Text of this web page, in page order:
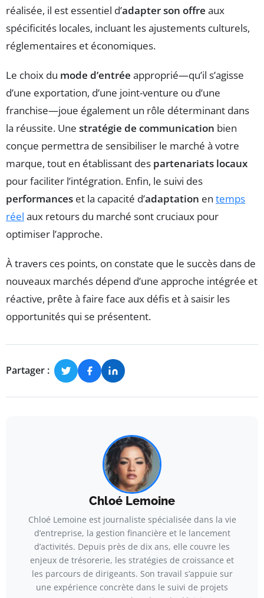
réalisée, il est essentiel d’adapter son offre aux
spécificités locales, incluant les ajustements culturels,
réglementaires et économiques.
Le choix du mode d’entrée approprié—qu’il s’agisse
d’une exportation, d’une joint-venture ou d’une
franchise—joue également un rôle déterminant dans
la réussite. Une stratégie de communication bien
conçue permettra de sensibiliser le marché à votre
marque, tout en établissant des partenariats locaux
pour faciliter l’intégration. Enfin, le suivi des
performances et la capacité d’adaptation en temps
réel aux retours du marché sont cruciaux pour
optimiser l’approche.
À travers ces points, on constate que le succès dans de
nouveaux marchés dépend d’une approche intégrée et
réactive, prête à faire face aux défis et à saisir les
opportunités qui se présentent.
Partager :
Chloé Lemoine
Chloé Lemoine est journaliste spécialisée dans la vie
d’entreprise, la gestion financière et le lancement
d’activités. Depuis près de dix ans, elle couvre les
enjeux de trésorerie, les stratégies de croissance et
les parcours de dirigeants. Son travail s’appuie sur
une expérience concrète dans le suivi de projets